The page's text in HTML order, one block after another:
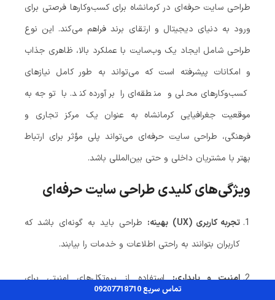
طراحی سایت حرفه‌ای در کرمانشاه برای کسب‌وکارها فرصتی برای
ورود به دنیای دیجیتال و ارتقای برند فراهم می‌کند. این نوع
طراحی شامل ایجاد یک وب‌سایت با عملکرد بالا، ظاهری جذاب
و امکانات پیشرفته است که می‌تواند به طور کامل نیازهای
کسب‌وکارهای محلی و منطقه‌ای را برآورده کند. با توجه به
موقعیت جغرافیایی کرمانشاه به عنوان یک مرکز تجاری و
فرهنگی، طراحی سایت حرفه‌ای می‌تواند پلی مؤثر برای ارتباط
بهتر با مشتریان داخلی و حتی بین‌المللی باشد.
ویژگی‌های کلیدی طراحی سایت حرفه‌ای
تجربه کاربری (UX) بهینه:
طراحی باید به گونه‌ای باشد که
کاربران بتوانند به راحتی اطلاعات و خدمات را بیابند.
امنیت و پایداری:استفاده از پروتکل‌های امنیتی برای
تماس سریع 09207718710